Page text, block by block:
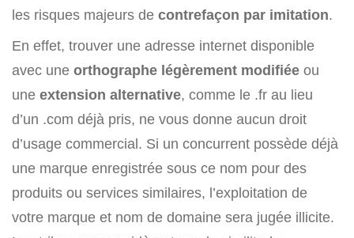
les risques majeurs de contrefaçon par imitation.
En effet, trouver une adresse internet disponible
avec une orthographe légèrement modifiée ou
une extension alternative, comme le .fr au lieu
d’un .com déjà pris, ne vous donne aucun droit
d’usage commercial. Si un concurrent possède déjà
une marque enregistrée sous ce nom pour des
produits ou services similaires, l’exploitation de
votre marque et nom de domaine sera jugée illicite.